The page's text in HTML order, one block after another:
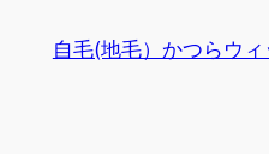
自毛(地毛）かつらウ